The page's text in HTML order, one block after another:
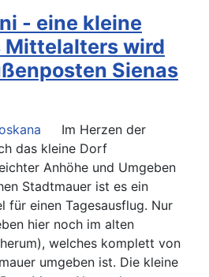
- eine kleine
Mittelalters wird
Sienas
Im Herzen der
das kleine Dorf
Anhöhe und Umgeben
Stadtmauer ist es ein
für einen Tagesausflug. Nur
hier noch im alten
welches komplett von
umgeben ist. Die kleine